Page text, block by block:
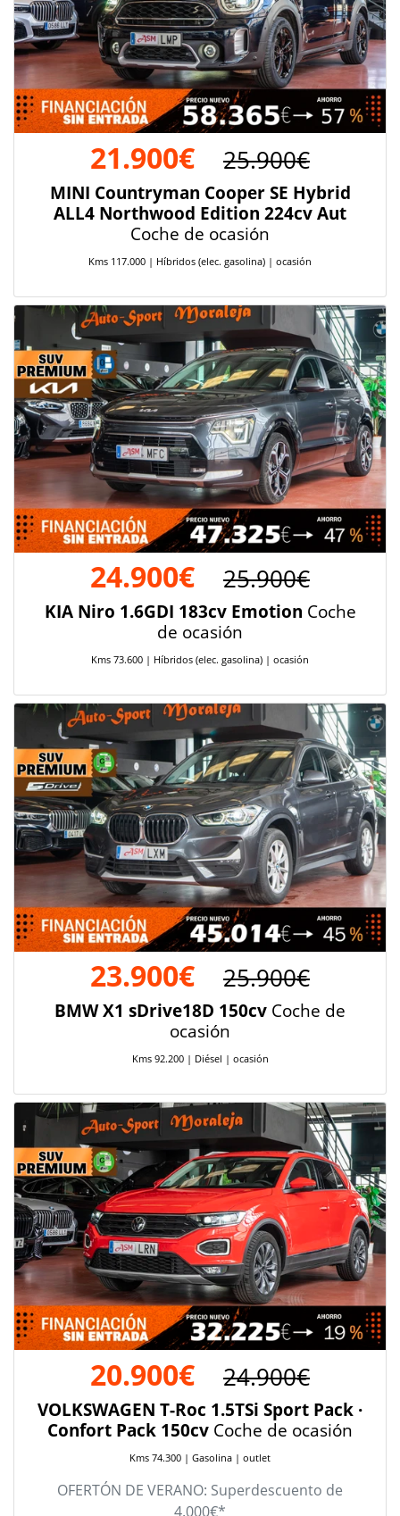
21.900€ 25.900€
MINI Countryman Cooper SE Hybrid
ALL4 Northwood Edition 224cv Aut
Coche de ocasión
Kms 117.000 | Híbridos (elec. gasolina) | ocasión
24.900€ 25.900€
KIA Niro 1.6GDI 183cv Emotion Coche
de ocasión
Kms 73.600 | Híbridos (elec. gasolina) | ocasión
23.900€ 25.900€
BMW X1 sDrive18D 150cv Coche de
ocasión
Kms 92.200 | Diésel | ocasión
20.900€ 24.900€
VOLKSWAGEN T-Roc 1.5TSi Sport Pack ·
Confort Pack 150cv Coche de ocasión
Kms 74.300 | Gasolina | outlet
OFERTÓN DE VERANO: Superdescuento de
4.000€*